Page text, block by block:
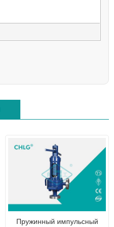
Пружинный импульсный